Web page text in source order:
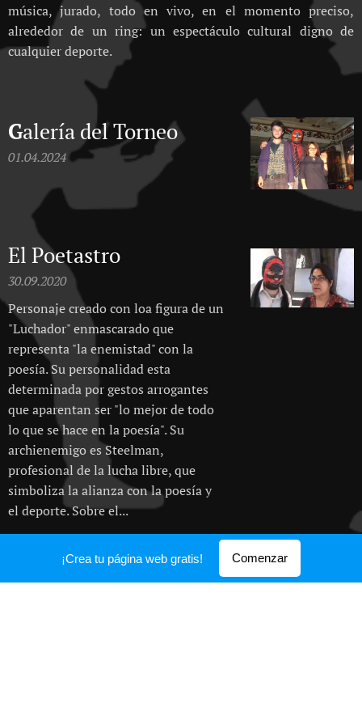
música, jurado, todo en vivo, en el momento preciso,
alrededor de un ring: un espectáculo cultural digno de
cualquier deporte.
Galería del Torneo
01.04.2024
El Poetastro
30.09.2020
Personaje creado con loa figura de un
"Luchador" enmascarado que
representa "la enemistad" con la
poesía. Su personalidad esta
determinada por gestos arrogantes
que aparentan ser "lo mejor de todo
lo que se hace en la poesía". Su
archienemigo es Steelman,
profesional de la lucha libre, que
simboliza la alianza con la poesía y
el deporte. Sobre el...
EL Criticastro
¡Crea tu página web gratis! Comenzar